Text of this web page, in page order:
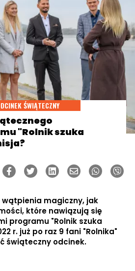
ŚWIĄTECZNY
"Rolnik szuka
wątpienia magiczny, jak
które nawiązują się
programu "Rolnik szuka
r. już po raz 9 fani "Rolnika"
świąteczny odcinek.